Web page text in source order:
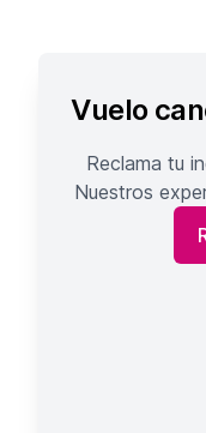
Vuelo
Reclama tu
Nuestros